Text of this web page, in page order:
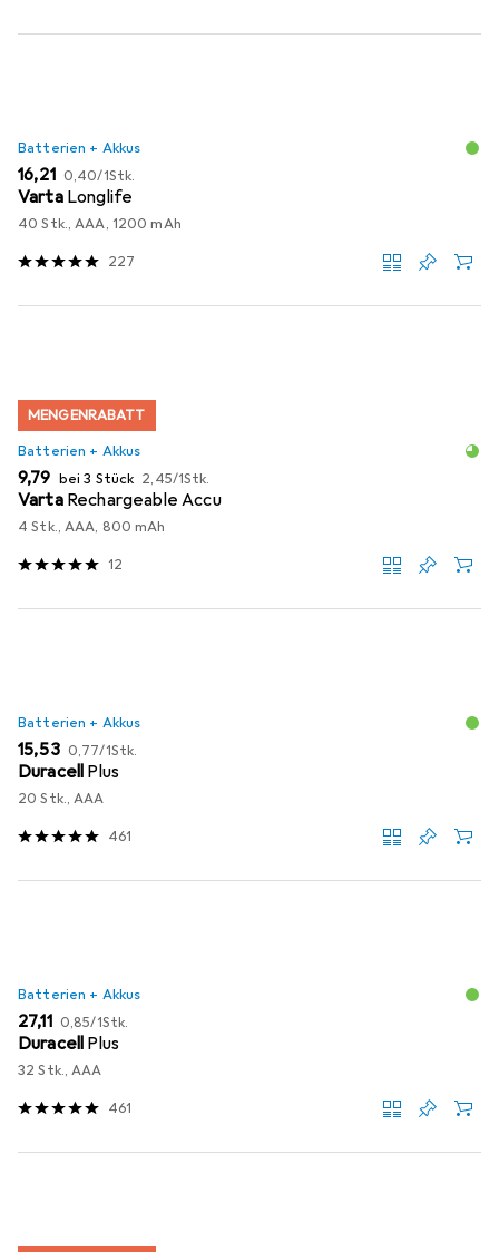
Batterien + Akkus
EUR
16,21 EUR
0,40/1Stk.
Varta Longlife
40 Stk., AAA, 1200 mAh
227
MENGENRABATT
Batterien + Akkus
EUR
9,79 bei 3 Stück EUR
2,45/1Stk.
Varta Rechargeable Accu
4 Stk., AAA, 800 mAh
12
Batterien + Akkus
EUR
15,53 EUR
0,77/1Stk.
Duracell Plus
20 Stk., AAA
461
Batterien + Akkus
EUR
27,11 EUR
0,85/1Stk.
Duracell Plus
32 Stk., AAA
461